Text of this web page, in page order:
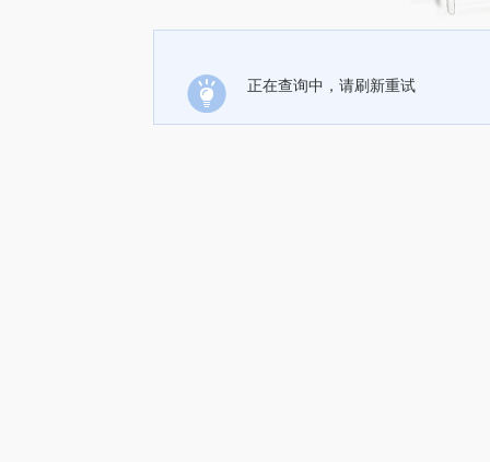
正在查询中，请刷新重试